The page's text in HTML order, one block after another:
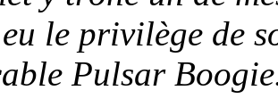
le privilège de
Pulsar